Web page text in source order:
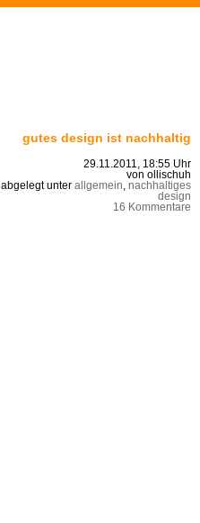
gutes design ist nachhaltig
29.11.2011, 18:55 Uhr
von ollischuh
abgelegt unter allgemein nachhaltiges
design
16 Kommentare